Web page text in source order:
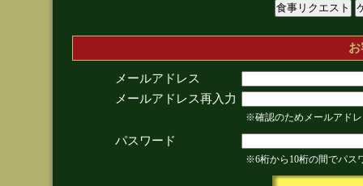
メールアドレス
メールアドレス再入力
※確認のためメールアド
パスワード
※6桁から10桁の間でパス